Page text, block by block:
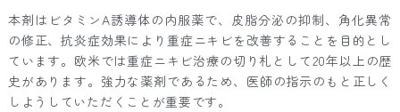
本剤はビタミンA誘導体の内服薬で、皮脂分泌の抑制、角化異常
の修正、抗炎症効果により重症ニキビを改善することを目的とし
ています。欧米では重症ニキビ治療の切り札として20年以上の歴
史があります。強力な薬剤であるため、医師の指示のもと正しく
しようしていただくことが重要です。